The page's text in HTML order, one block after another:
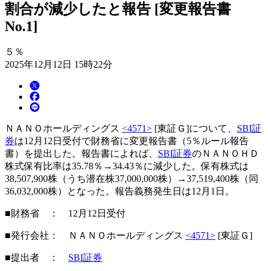
割合が減少したと報告 [変更報告書
No.1]
５％
2025年12月12日 15時22分
ＮＡＮＯホールディングス <4571> [東証Ｇ]について、 SBI証
券は12月12日受付で財務省に変更報告書（5％ルール報告
書）を提出した。報告書によれば、 SBI証券のＮＡＮＯＨＤ
株式保有比率は35.78％→34.43％に減少した。保有株式は
38,507,900株（うち潜在株37,000,000株）→37,519,400株（同
36,032,000株）となった。報告義務発生日は12月1日。
■財務省 ： 12月12日受付
■発行会社： ＮＡＮＯホールディングス <4571> [東証Ｇ]
■提出者 ： SBI証券